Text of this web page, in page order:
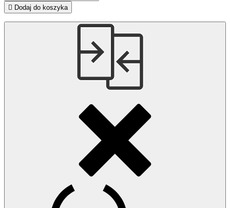
 Dodaj do koszyka